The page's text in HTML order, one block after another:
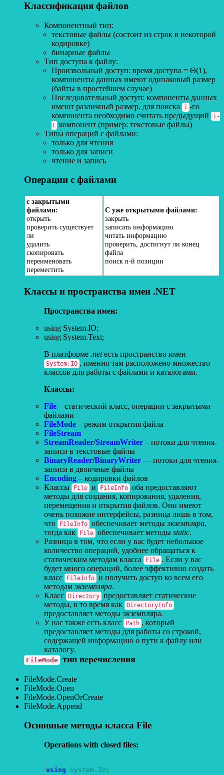
Классификация файлов
Компонентный тип:
текстовые файлы (состоит из строк в некоторой
кодировке)
бинарные файлы
Тип доступа к файлу:
Произвольный доступ: время доступа = Θ(1),
компоненты данных имеют одинаковый размер
(байты в простейшем случае)
Последовательный доступ: компоненты данных
имеют различный размер, для поиска
i -го
компонента необходимо считать предыдущий
i-
1
компонент (пример: текстовые файлы)
Типы операций с файлами:
только для чтения
только для записи
чтение и запись
Операции с файлами
с закрытыми
файлами:
открыть
проверить существует
ли
удалить
скопировать
переименовать
переместить
С уже открытыми файлами:
закрыть
записать информацию
читать информацию
проверить, достигнут ли конец
файла
поиск n-й позиции
Классы и пространства имен .NET
Пространства имен:
using System.IO;
using System.Text;
В платформе .netесть пространство имен
System.IO , именно там расположено множество
классов для работы с файлами и каталогами.
Классы:
File – статический класс, операции с закрытыми
файлами
FileMode – режим открытия файла
FileStream
StreamReader/StreamWriter – потоки для чтения-
записи в текстовые файлы
BinaryReader/BinaryWriter — потоки для чтения-
записи в двоичные файлы
Encoding – кодировки файлов
Классы
File и FileInfo оба предоставляют
методы для создания, копирования, удаления,
перемещения и открытия файлов. Они имеют
очень похожие интерфейсы, разница лишь в том,
что
FileInfo обеспечивает методы экземпляра,
тогда как
File обеспечивает методы static.
Разница в том, что если у вас будет небольшое
количество операций, удобнее обращаться к
статическим методам класса
File . Если у вас
будет много операций, более эффективно создать
класс
FileInfo и получить доступ ко всем его
методам экземпляра.
Класс Directory предоставляет статические
методы, в то время как DirectoryInfo
предоставляет методы экземпляра.
У нас также есть класс
Path , который
предоставляет методы для работы со строкой,
содержащей информацию о пути к файлу или
каталогу.
FileMode тип перечисления
FileMode.Create
FileMode.Open
FileMode.OpenOrCreate
FileMode.Append
Основные методы класса File
Operations with closed files:
using System.IO ;